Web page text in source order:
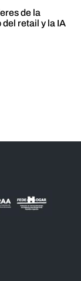
de la
retail y la IA